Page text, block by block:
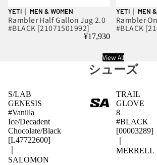
YETI｜ MEN & WOMEN
Rambler Half Gallon Jug 2.0
#BLACK [21071501992]
¥17,930
YETI｜ MEN
Rambler
#BLACK
View All
シューズ
S/LAB
GENESIS
#Vanilla
Ice/Decadent
Chocolate/Black
[L47722600]
SALOMON
TRAIL
GLOVE
8
#BLACK
[00003289]
MERRELL